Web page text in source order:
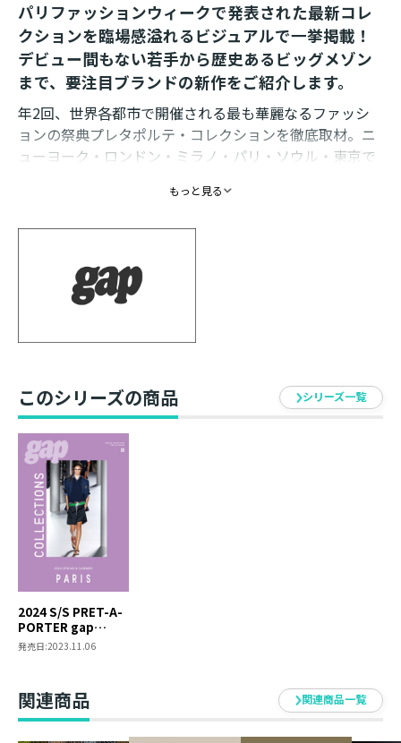
パリファッションウィークで発表された最新コレ
クションを臨場感溢れるビジュアルで一挙掲載！
デビュー間もない若手から歴史あるビッグメゾン
まで、要注目ブランドの新作をご紹介します。
年2回、世界各都市で開催される最も華麗なるファッシ
ョンの祭典プレタポルテ・コレクションを徹底取材。ニ
ューヨーク・ロンドン・ミラノ・パリ・ソウル・東京で
し、世界に発信します。驚異の情報量とクオリティの高
するとともに、ブランドの軌跡やモードを知る手がかり
として、ファッションの歴史と未来に貢献するコレクシ
ョン情報誌です。
もっと見る
このシリーズの商品 シリーズ一覧
2024 S/S PRET-A-
PORTER gap
COLLECTIONS
PARIS
発売日:2023.11.06
関連商品 関連商品一覧